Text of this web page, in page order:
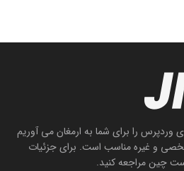
وردپرس را برای شما به ارمغان می آوریم
و غیره مناسب است. برای جزئیات
چین مراجعه کنید.